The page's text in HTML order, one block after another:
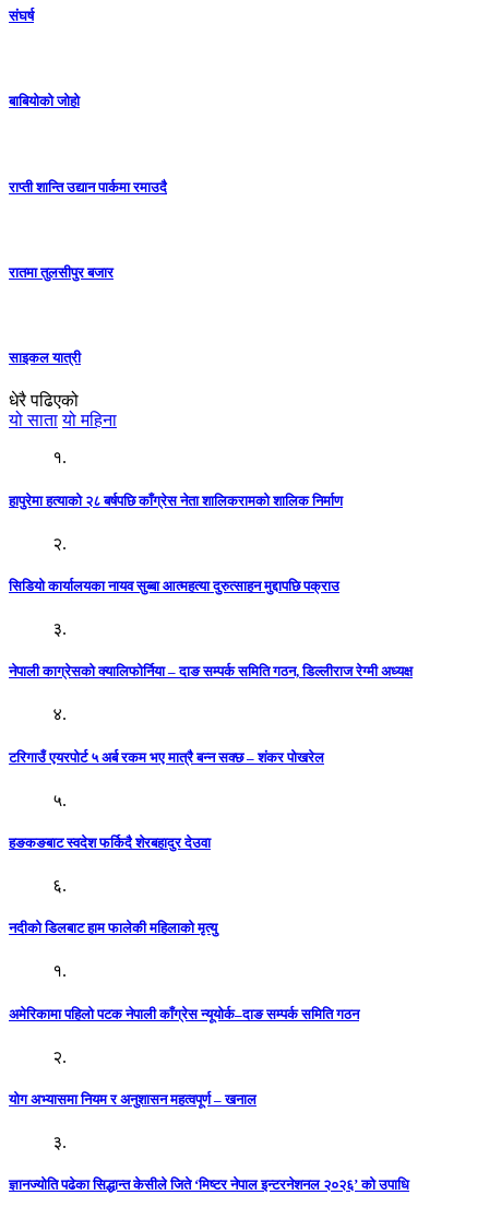
संघर्ष
बाबियोको जोहो
राप्ती शान्ति उद्यान पार्कमा रमाउदै
रातमा तुलसीपुर बजार
साइकल यात्री
धेरै पढिएको
यो साता यो महिना
१.
हापुरेमा हत्याको २८ बर्षपछि काँग्रेस नेता शालिकरामको शालिक निर्माण
२.
सिडियो कार्यालयका नायव सुब्बा आत्महत्या दुरुत्साहन मुद्दापछि पक्राउ
३.
नेपाली काग्रेसको क्यालिफोर्निया – दाङ सम्पर्क समिति गठन, डिल्लीराज रेग्मी अध्यक्ष
४.
टरिगाउँ एयरपोर्ट ५ अर्ब रकम भए मात्रै बन्न सक्छ – शंकर पोखरेल
५.
हङकङबाट स्वदेश फर्किदै शेरबहादुर देउवा
६.
नदीको डिलबाट हाम फालेकी महिलाको मृत्यु
१.
अमेरिकामा पहिलो पटक नेपाली काँग्रेस न्यूयोर्क–दाङ सम्पर्क समिति गठन
२.
योग अभ्यासमा नियम र अनुशासन महत्वपूर्ण – खनाल
३.
ज्ञानज्योति पढेका सिद्धान्त केसीले जिते ‘मिष्टर नेपाल इन्टरनेशनल २०२६’ को उपाधि